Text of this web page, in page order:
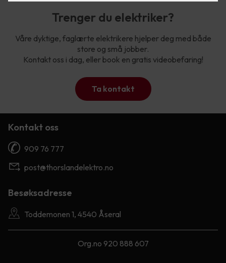
Trenger du elektriker?
Våre dyktige, faglærte elektrikere hjelper deg med både
store og små jobber.
Kontakt oss i dag, eller book en gratis videobefaring!
Ta kontakt
Kontakt oss
909 76 777
post@thorslandelektro.no
Besøksadresse
Toddemonen 1, 4540 Åseral
Org.no 920 888 607